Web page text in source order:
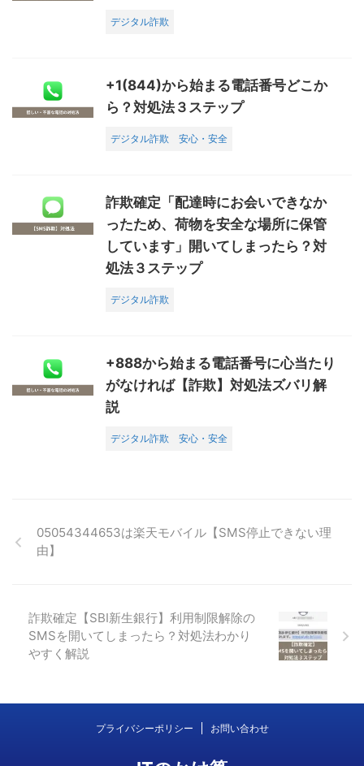
デジタル詐欺
+1(844)から始まる電話番号どこか
ら？対処法３ステップ
デジタル詐欺 安心・安全
詐欺確定「配達時にお会いできなか
ったため、荷物を安全な場所に保管
しています」開いてしまったら？対
処法３ステップ
デジタル詐欺
+888から始まる電話番号に心当たり
がなければ【詐欺】対処法ズバリ解
説
デジタル詐欺 安心・安全
05054344653は楽天モバイル【SMS停止できない理
由】
詐欺確定【SBI新生銀行】利用制限解除の
SMSを開いてしまったら？対処法わかり
やすく解説
プライバシーポリシー お問い合わせ